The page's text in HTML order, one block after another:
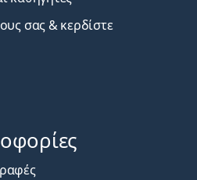
σας & κερδίστε